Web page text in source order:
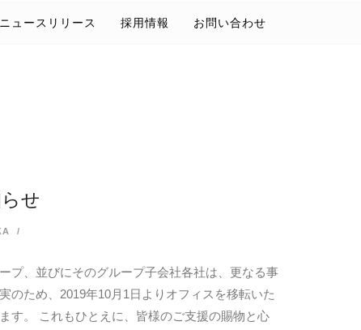
ニュースリリース 採用情報 お問い合わせ
せ
プ、並びにそのグループ子会社各社は、更なる事
のため、2019年10月1日よりオフィスを移転いた
す。 これもひとえに、皆様のご支援の賜物と心